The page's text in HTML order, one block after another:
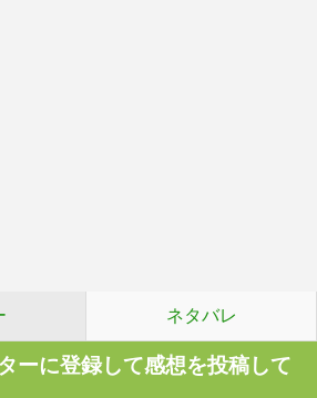
ネタバレ
ーに登録して感想を投稿して